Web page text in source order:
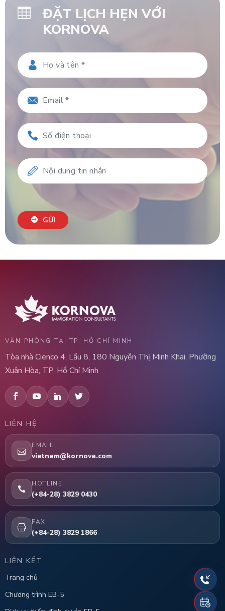
ĐẶT LỊCH HẸN VỚI
KORNOVA
GỬI
VĂN PHÒNG TẠI TP. HỒ CHÍ MINH
Tòa nhà Cienco 4, Lầu 8, 180 Nguyễn Thị Minh Khai, Phường
Xuân Hòa, TP. Hồ Chí Minh
LIÊN HỆ
EMAIL
vietnam@kornova.com
HOTLINE
(+84-28) 3829 0430
FAX
(+84-28) 3829 1866
LIÊN KẾT
Trang chủ
Chương trình EB-5